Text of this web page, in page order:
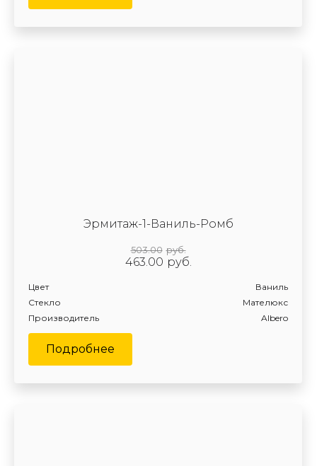
Эрмитаж-1-Ваниль-Ромб
руб.
503.00
руб.
463.00
Цвет Ваниль
Производитель Albero
Стекло Мателюкс
Подробнее